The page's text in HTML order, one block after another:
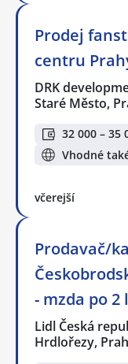
Prodej
centru
DRK
Staré Město,
32 000 – 35
Vhodné
včerejší
Prodavač/
- mzda po 2
Lidl Česká
Hrdlořezy,